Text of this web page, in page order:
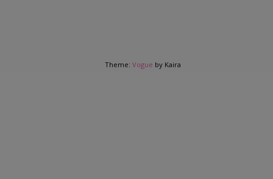
Theme: Vogue by Kaira